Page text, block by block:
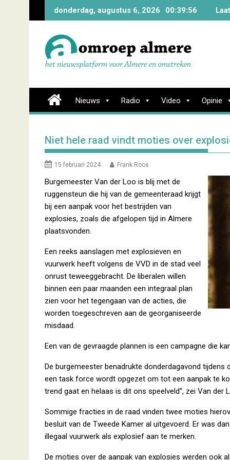
donderdag, augustus 6, 2026 00:39:57
Nieuws Radio Video Opinie
Niet hele raad vindt moties over
15 februari 2024 Frank Roos
Burgemeester Van der Loo is blij met de
ruggensteun die hij van de gemeenteraad krijgt
bij een aanpak voor het bestrijden van
explosies, zoals die afgelopen tijd in Almere
plaatsvonden.
Een reeks aanslagen met explosieven en
vuurwerk heeft volgens de VVD in de stad veel
onrust teweeggebracht. De liberalen willen
binnen een paar maanden een integraal plan
zien voor het tegengaan van de acties, die
worden toegeschreven aan de georganiseerde
misdaad.
Een van de gevraagde plannen is een campagne die
De burgemeester benadrukte donderdagavond
een task force wordt opgezet om tot een aanpak te
trend gaat en helaas is dit ons speelveld”, zei Van der
Sommige fracties in de raad vinden twee moties
besluit van de Tweede Kamer al uitgevoerd. Er was
illegaal vuurwerk als explosief aan te merken.
De moties over de aanpak van explosies werden ook